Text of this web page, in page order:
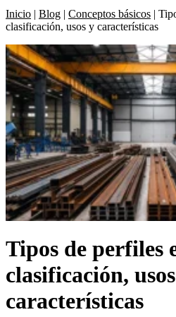
Inicio | Blog | Conceptos básicos |
clasificación, usos y características
Tipos de perfiles
clasificación,
características